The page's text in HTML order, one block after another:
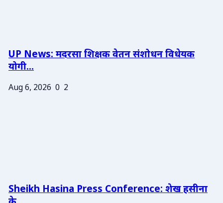
UP News: मदरसा शिक्षक वेतन संशोधन विधेयक
योगी...
Aug 6, 2026 0 2
Sheikh Hasina Press Conference: शेख हसीना